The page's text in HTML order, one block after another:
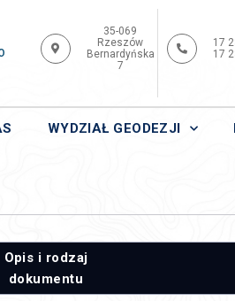
35-069
Rzeszów
Bernardyńska
7
17
17
WYDZIAŁ GEODEZJI
Opis i rodzaj
dokumentu